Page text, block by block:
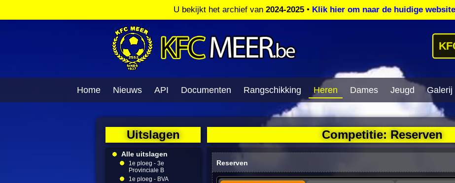
U bekijkt het archief van 2024-2025 • Klik hier om naar de huidige
Home Nieuws API Documenten Rangschikking Heren Dames Jeugd Galerij
Uitslagen
Alle uitslagen
1e ploeg - 3e
Provinciale B
1e ploeg - BVA
Competitie: Reserven
Reserven